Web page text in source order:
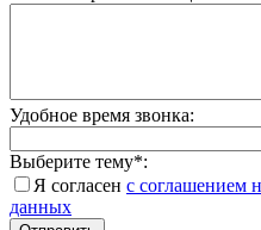
Удобное время звонка:
Выберите тему*:
Я согласен с соглашением
данных